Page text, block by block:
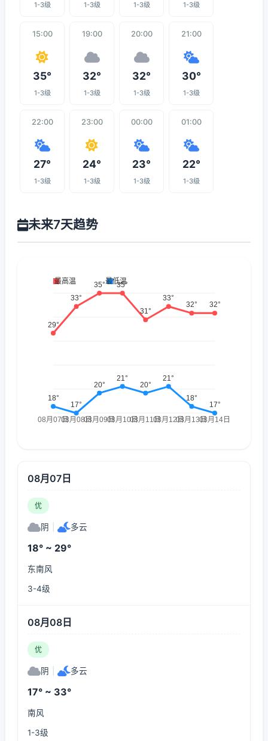
1-3级 1-3级 1-3级 1-3级
15:00
35°
1-3级
19:00
32°
1-3级
20:00
32°
1-3级
21:00
30°
1-3级
22:00
27°
1-3级
23:00
24°
1-3级
00:00
23°
1-3级
01:00
22°
1-3级
未来7天趋势
08月07日
优
阴 多云
18° ~ 29°
东南风
3-4级
08月08日
优
阴 多云
17° ~ 33°
南风
1-3级